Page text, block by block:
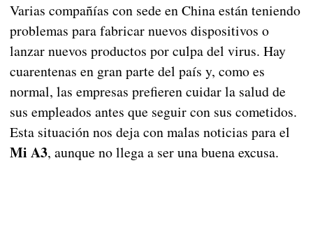
Varias compañías con sede en China están teniendo
problemas para fabricar nuevos dispositivos o
lanzar nuevos productos por culpa del virus. Hay
cuarentenas en gran parte del país y, como es
normal, las empresas prefieren cuidar la salud de
sus empleados antes que seguir con sus cometidos.
Esta situación nos deja con malas noticias para el
Mi A3, aunque no llega a ser una buena excusa.